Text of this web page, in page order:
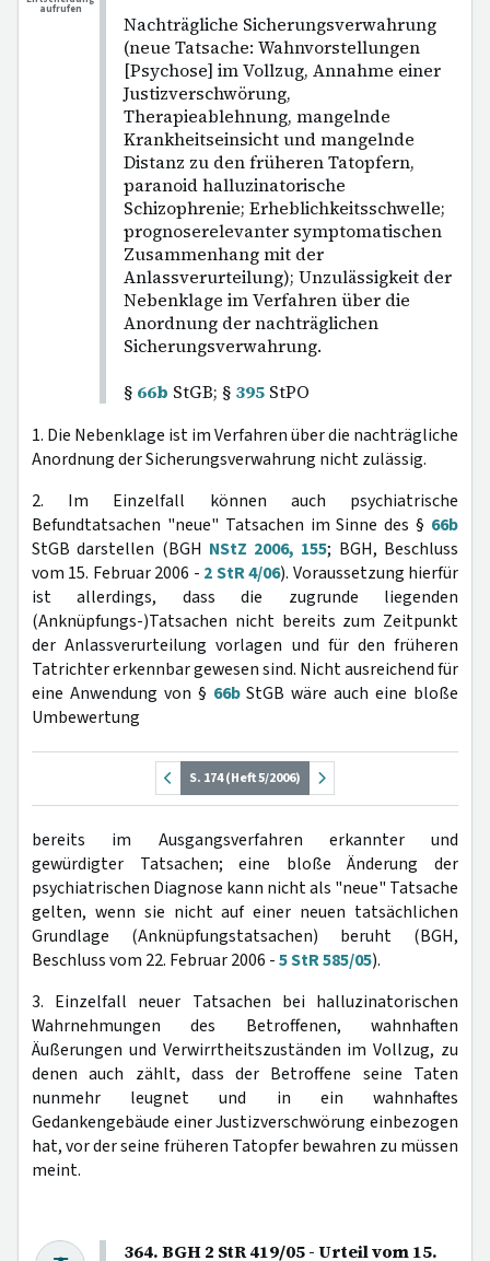
Nachträgliche Sicherungsverwahrung
(neue Tatsache: Wahnvorstellungen
[Psychose] im Vollzug, Annahme einer
Justizverschwörung,
Therapieablehnung, mangelnde
Krankheitseinsicht und mangelnde
Distanz zu den früheren Tatopfern,
paranoid halluzinatorische
Schizophrenie; Erheblichkeitsschwelle;
prognoserelevanter symptomatischen
Zusammenhang mit der
Anlassverurteilung); Unzulässigkeit der
Nebenklage im Verfahren über die
Anordnung der nachträglichen
Sicherungsverwahrung.
§ 66b StGB; § 395 StPO
aufrufen
1. Die Nebenklage ist im Verfahren über die nachträgliche
Anordnung der Sicherungsverwahrung nicht zulässig.
2. Im Einzelfall können auch psychiatrische
Befundtatsachen "neue" Tatsachen im Sinne des § 66b
StGB darstellen (BGH NStZ 2006, 155; BGH, Beschluss
vom 15. Februar 2006 - 2 StR 4/06). Voraussetzung hierfür
ist allerdings, dass die zugrunde liegenden
(Anknüpfungs-)Tatsachen nicht bereits zum Zeitpunkt
der Anlassverurteilung vorlagen und für den früheren
Tatrichter erkennbar gewesen sind. Nicht ausreichend für
eine Anwendung von § 66bStGB wäre auch eine bloße
Umbewertung
S. 174 (Heft 5/2006)
bereits im Ausgangsverfahren erkannter und
gewürdigter Tatsachen; eine bloße Änderung der
psychiatrischen Diagnose kann nicht als "neue" Tatsache
gelten, wenn sie nicht auf einer neuen tatsächlichen
Grundlage (Anknüpfungstatsachen) beruht (BGH,
Beschluss vom 22. Februar 2006 -5 StR 585/05).
3. Einzelfall neuer Tatsachen bei halluzinatorischen
Wahrnehmungen des Betroffenen, wahnhaften
Äußerungen und Verwirrtheitszuständen im Vollzug, zu
denen auch zählt, dass der Betroffene seine Taten
nunmehr leugnet und in ein wahnhaftes
Gedankengebäude einer Justizverschwörung einbezogen
hat, vor der seine früheren Tatopfer bewahren zu müssen
meint.
364. BGH 2 StR 419/05 - Urteil vom 15.